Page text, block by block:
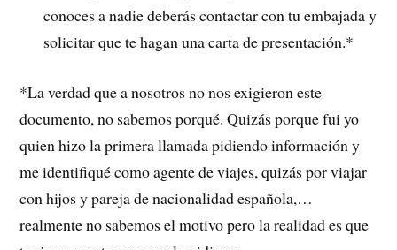
conoces a nadie deberás contactar con tu embajada y
solicitar que te hagan una carta de presentación.*
*La verdad que a nosotros no nos exigieron este
documento, no sabemos porqué. Quizás porque fui yo
quien hizo la primera llamada pidiendo información y
me identifiqué como agente de viajes, quizás por viajar
con hijos y pareja de nacionalidad española,…
realmente no sabemos el motivo pero la realidad es que